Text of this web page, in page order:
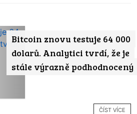
Bitcoin znovu testuje 64 000
dolarů. Analytici tvrdí, že je
stále výrazně podhodnocený
ČÍST VÍCE